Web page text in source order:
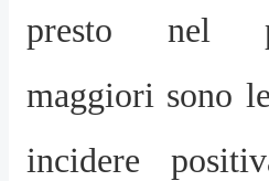
presto nel
maggiori sono
incidere